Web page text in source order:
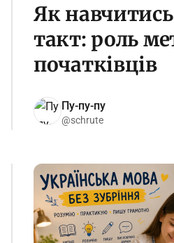
Як
такт: роль
початківців
Пу-пу-пу
@schrute